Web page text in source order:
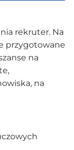
rekruter. Na
przygotowane
na
na